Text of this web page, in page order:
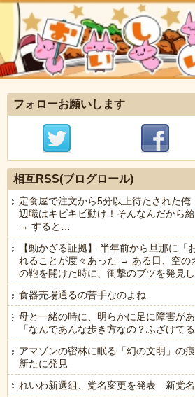
フォローお願いします
相互RSS(ブログロール)
定食屋で注文から5分以上待たされた
辺職はキビキビ動け！そんなんだから
→ すると…
【動かざる証拠】 半年前から旦那に「
れることが度々あった → ある日、空の
の鞄を開けた時に、衝撃のブツを発見
食器売場通るの苦手なのよね
母と一緒の時に、明らかに足に障害が
「なんであんな歩き方なの？ふざけてる
アマゾンの密林に眠る「幻の文明」の
新たに発見
れいわ新選組、党名変更を発表 新党